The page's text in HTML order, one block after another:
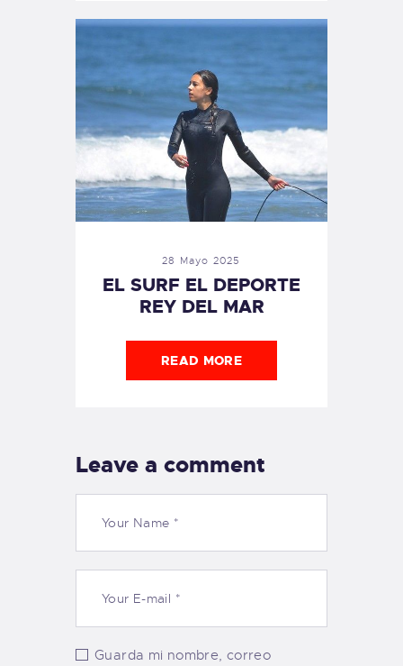
28 Mayo 2025
EL SURF EL DEPORTE
REY DEL MAR
READ MORE
Leave a comment
Guarda mi nombre, correo